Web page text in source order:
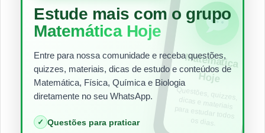
Estude mais com o grupo
Matemática Hoje
Entre para nossa comunidade e receba questões,
quizzes, materiais, dicas de estudo e conteúdos de
Matemática, Física, Química e Biologia
diretamente no seu WhatsApp.
✓ Questões para praticar
Matem
ática
Hoje
Questões, quizzes,
dicas e materiais
para estudar todos
os dias.